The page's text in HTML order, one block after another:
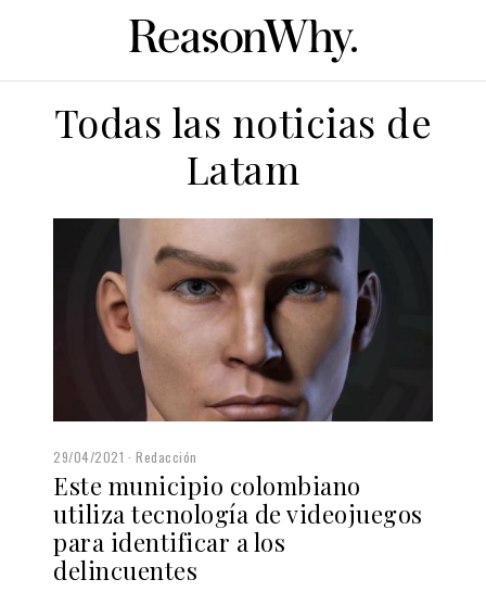
Todas las noticias de
Latam
29/04/2021 Redacción
Este municipio colombiano
utiliza tecnología de videojuegos
para identificar a los
delincuentes